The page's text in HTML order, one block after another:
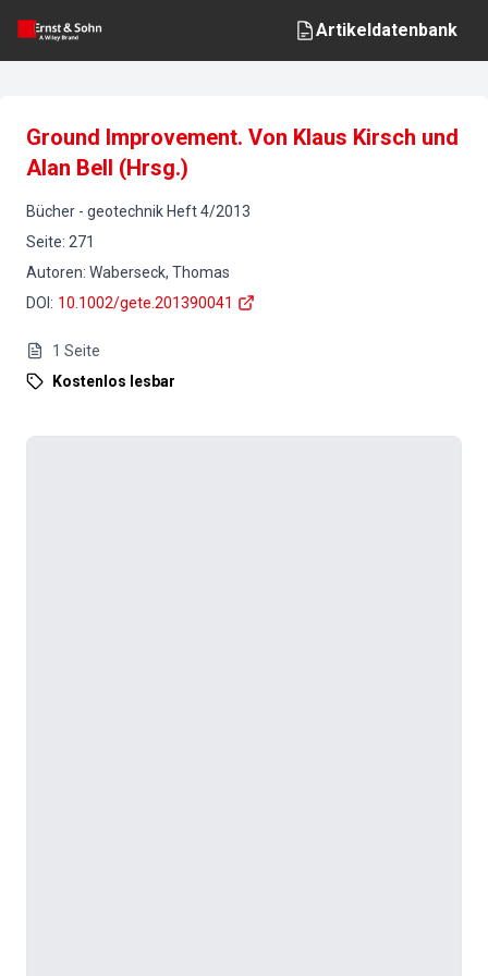
Artikeldatenbank
Ground Improvement. Von Klaus Kirsch und
Alan Bell (Hrsg.)
Bücher - geotechnik Heft4/2013
Seite: 271
Autoren: Waberseck, Thomas
DOI : 10.1002/gete.201390041
1 Seite
Kostenlos lesbar